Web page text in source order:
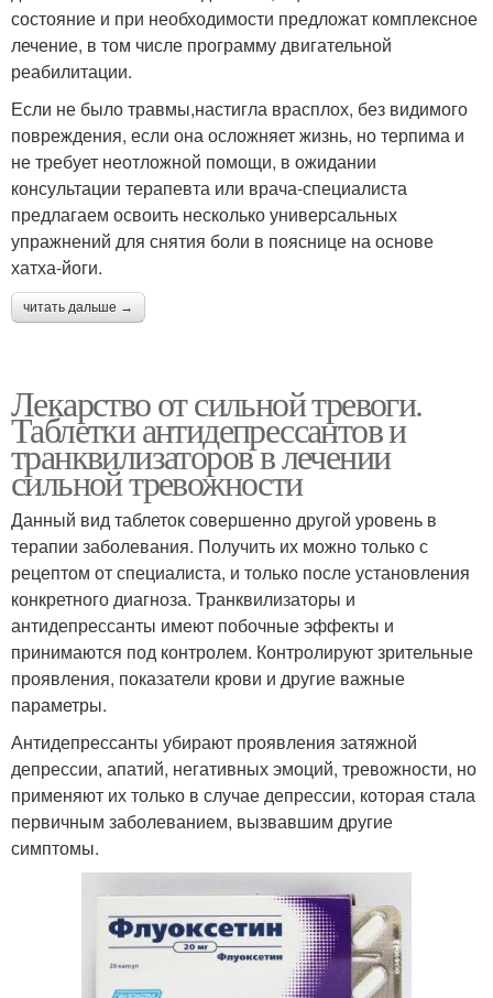
состояние и при необходимости предложат комплексное
лечение, в том числе программу двигательной
реабилитации.
Если не было травмы,настигла врасплох, без видимого
повреждения, если она осложняет жизнь, но терпима и
не требует неотложной помощи, в ожидании
консультации терапевта или врача-специалиста
предлагаем освоить несколько универсальных
упражнений для снятия боли в пояснице на основе
хатха-йоги.
читать дальше →
Лекарство от сильной тревоги.
Таблетки антидепрессантов и
транквилизаторов в лечении
сильной тревожности
Данный вид таблеток совершенно другой уровень в
терапии заболевания. Получить их можно только с
рецептом от специалиста, и только после установления
конкретного диагноза. Транквилизаторы и
антидепрессанты имеют побочные эффекты и
принимаются под контролем. Контролируют зрительные
проявления, показатели крови и другие важные
параметры.
Антидепрессанты убирают проявления затяжной
депрессии, апатий, негативных эмоций, тревожности, но
применяют их только в случае депрессии, которая стала
первичным заболеванием, вызвавшим другие
симптомы.